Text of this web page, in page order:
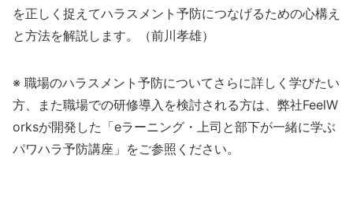
を正しく捉えてハラスメント予防につなげるための心構え
と方法を解説します。（前川孝雄）
※ 職場のハラスメント予防についてさらに詳しく学びたい
方、また職場での研修導入を検討される方は、弊社FeelW
orksが開発した「eラーニング・上司と部下が一緒に学ぶ
パワハラ予防講座」をご参照ください。